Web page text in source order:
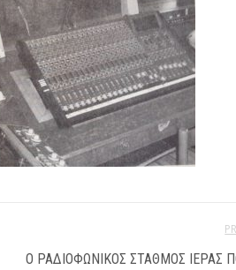
Ο ΡΑΔΙΟΦΩΝΙΚΟΣ ΣΤΑΘΜΟΣ ΙΕΡΑΣ